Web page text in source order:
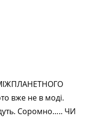
вже не в моді.
Соромно….. ЧИ